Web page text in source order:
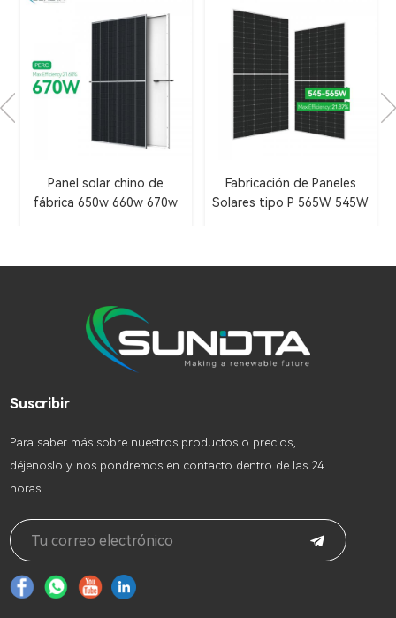
Panel solar chino de
fábrica 650w 660w 670w
Fabricación de Paneles
Solares tipo P 565W 545W
Suscribir
Para saber más sobre nuestros productos o precios,
déjenoslo y nos pondremos en contacto dentro de las 24
horas.